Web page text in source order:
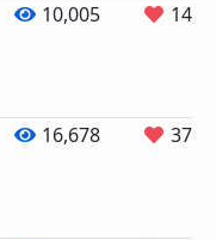
10,005 14
16,678 37